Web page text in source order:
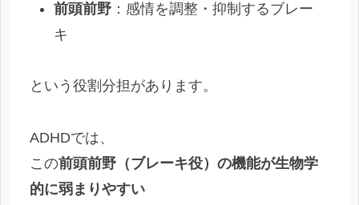
前頭前野：感情を調整・抑制するブレー
キ
という役割分担があります。
ADHDでは、
この前頭前野（ブレーキ役）の機能が生物学
的に弱まりやすい